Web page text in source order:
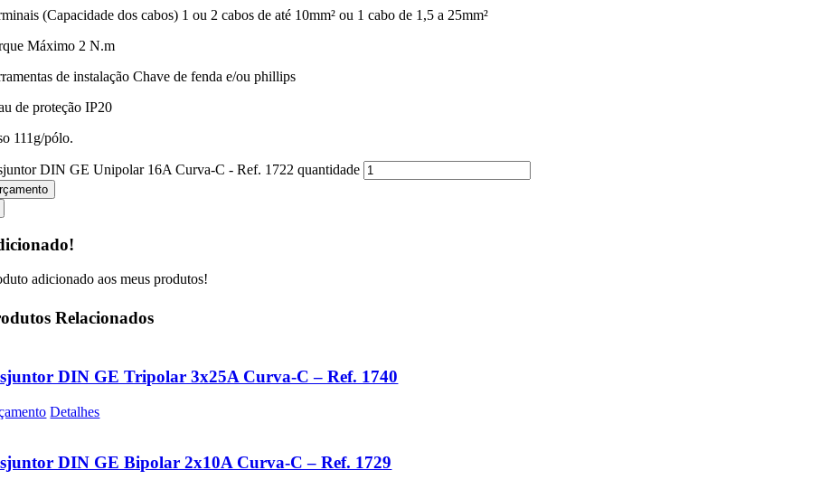
(Capacidade dos cabos) 1 ou 2 cabos de até 10mm² ou 1 cabo de 1,5 a 25mm²
Máximo 2 N.m
de instalação Chave de fenda e/ou phillips
de proteção IP20
111g/pólo.
DIN GE Unipolar 16A Curva-C - Ref. 1722 quantidade
adicionado aos meus produtos!
Relacionados
DIN GE Tripolar 3x25A Curva-C – Ref. 1740
Detalhes
DIN GE Bipolar 2x10A Curva-C – Ref. 1729